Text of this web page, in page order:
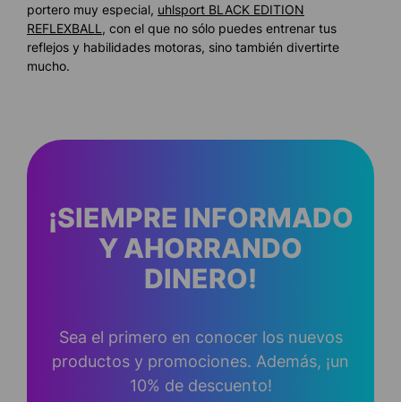
portero muy especial, uhlsport BLACK EDITION
REFLEXBALL , con el que no sólo puedes entrenar tus
reflejos y habilidades motoras, sino también divertirte
mucho.
¡SIEMPRE INFORMADO
Y AHORRANDO
DINERO!
Sea el primero en conocer los nuevos
productos y promociones. Además, ¡un
10% de descuento!